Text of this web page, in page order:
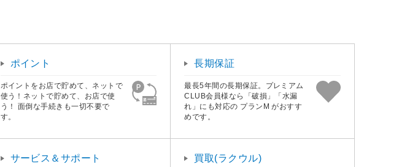
ポイント
ポイントをお店で貯めて、ネットで
使う！ネットで貯めて、お店で使
う！ 面倒な手続きも一切不要で
す。
長期保証
最長5年間の長期保証。プレミアム
CLUB会員様なら「破損」「水漏
れ」にも対応の プランM がおすす
めです。
サービス＆サポート 買取(ラクウル)